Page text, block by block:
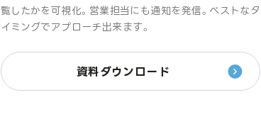
覧したかを可視化。営業担当にも通知を発信。ベストなタ
イミングでアプローチ出来ます。
資料ダウンロード